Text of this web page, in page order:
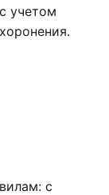
учетом
с